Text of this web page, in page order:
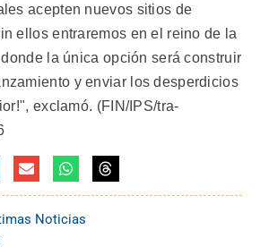
acepten nuevos sitios de
ellos entraremos en el reino de la
la única opción será construir
y enviar los desperdicios
exclamó. (FIN/IPS/tra-
Noticias